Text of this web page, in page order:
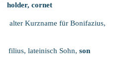
holder, cornet
alter Kurzname für Bonifazius,
filius, lateinisch Sohn, son